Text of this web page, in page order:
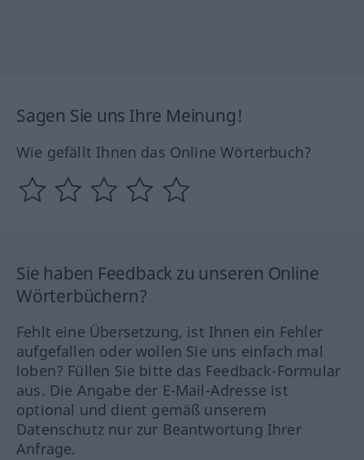
Sagen Sie uns Ihre Meinung!
Wie gefällt Ihnen das Online Wörterbuch?
Sie haben Feedback zu unseren Online
Wörterbüchern?
Fehlt eine Übersetzung, ist Ihnen ein Fehler
aufgefallen oder wollen Sie uns einfach mal
loben? Füllen Sie bitte das Feedback-Formular
aus. Die Angabe der E-Mail-Adresse ist
optional und dient gemäß unserem
Datenschutz nur zur Beantwortung Ihrer
Anfrage.